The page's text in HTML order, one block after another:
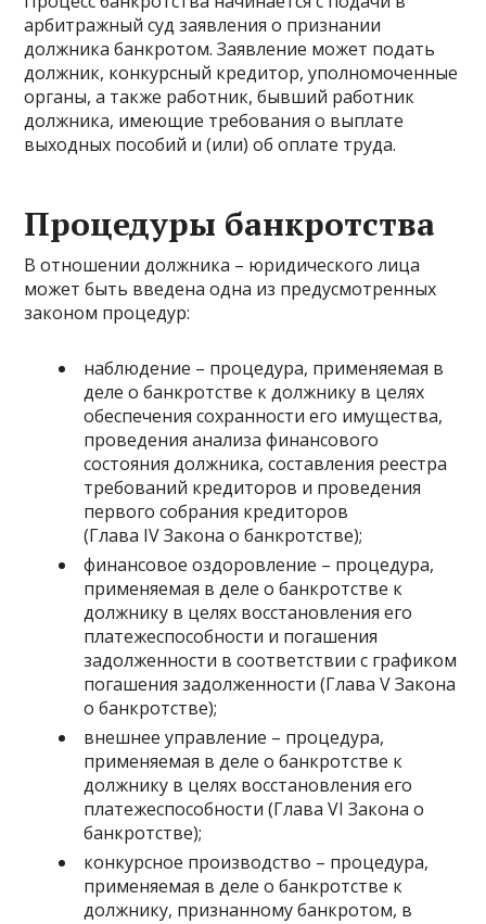
арбитражный суд заявления о признании
должника банкротом. Заявление может подать
должник, конкурсный кредитор, уполномоченные
органы, а также работник, бывший работник
должника, имеющие требования о выплате
выходных пособий и (или) об оплате труда.
Процедуры банкротства
В отношении должника – юридического лица
может быть введена одна из предусмотренных
законом процедур:
наблюдение – процедура, применяемая в
деле о банкротстве к должнику в целях
обеспечения сохранности его имущества,
проведения анализа финансового
состояния должника, составления реестра
требований кредиторов и проведения
первого собрания кредиторов
(Глава IV Закона о банкротстве);
финансовое оздоровление – процедура,
применяемая в деле о банкротстве к
должнику в целях восстановления его
платежеспособности и погашения
задолженности в соответствии с графиком
погашения задолженности (Глава V Закона
о банкротстве);
внешнее управление – процедура,
применяемая в деле о банкротстве к
должнику в целях восстановления его
платежеспособности (Глава VI Закона о
банкротстве);
конкурсное производство – процедура,
применяемая в деле о банкротстве к
должнику, признанному банкротом, в